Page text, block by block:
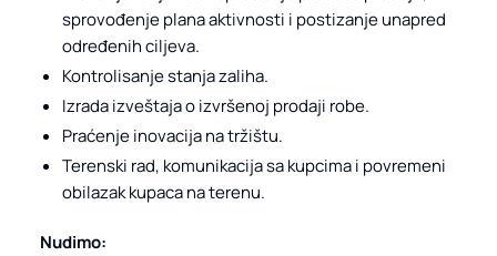
sprovođenje plana aktivnosti i postizanje unapred
određenih ciljeva.
Kontrolisanje stanja zaliha.
Izrada izveštaja o izvršenoj prodaji robe.
Praćenje inovacija na tržištu.
Terenski rad, komunikacija sa kupcima i povremeni
obilazak kupaca na terenu.
Nudimo: